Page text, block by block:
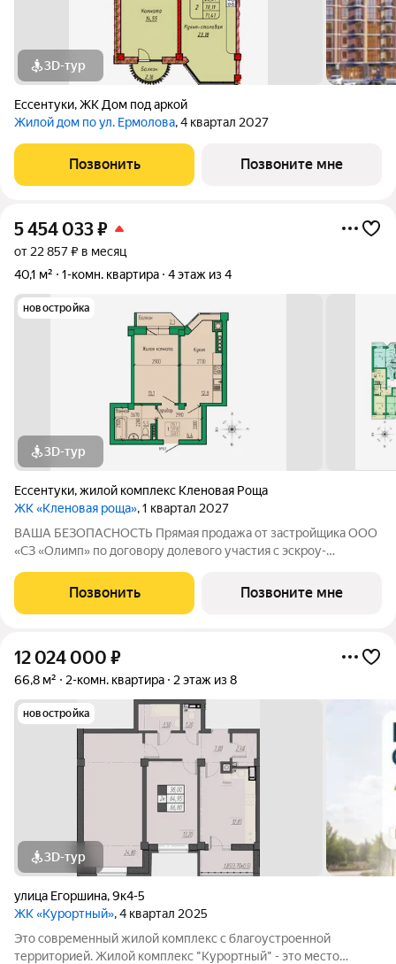
3D-тур
Ессентуки,ЖК Дом под аркой
Жилой дом по ул. Ермолова, 4 квартал 2027
Позвонить Позвоните мне
5 454 033₽
от 22 857 ₽ в месяц
40,1 м²
1-комн. квартира 4 этаж из 4
новостройка
3D-тур
Ессентуки,жилой комплекс Кленовая Роща
ЖК «Кленовая роща», 1 квартал 2027
ВАША БЕЗОПАСНОСТЬ Прямая продажа от застройщика ООО
«СЗ «Олимп» по договору долевого участия с эскроу-
ПРИВИЛЕГИИ Собственный минеральный источник Парк с
зонами отдыха Комплекс расположен в зелёной зоне
Позвонить Позвоните мне
12 024 000 ₽
66,8 м² 2-комн. квартира 2 этаж из 8
новостройка
3D-тур
улица Егоршина,9к4-5
ЖК «Курортный», 4 квартал 2025
Это современный жилой комплекс с благоустроенной
территорией. Жилой комплекс "Курортный" - это место